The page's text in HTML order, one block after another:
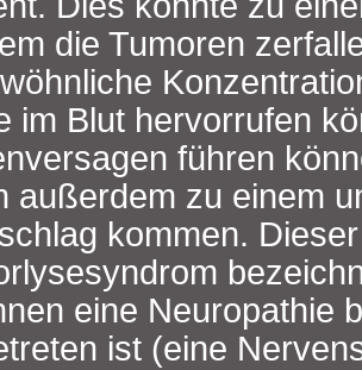
die Tumoren
im Blut hervorrufen
führen
außerdem zu einem
kommen.
eine Neuropathie
ist (eine